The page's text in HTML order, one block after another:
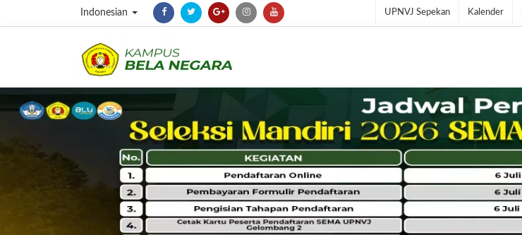
Indonesian UPNVJ Sepekan Kalender